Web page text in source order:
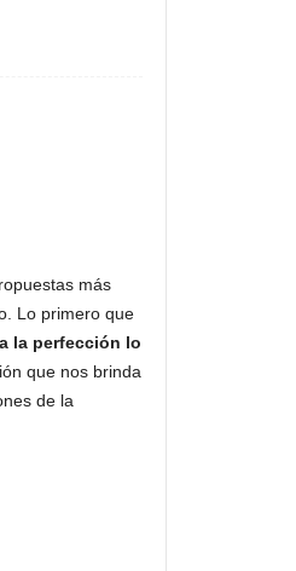
más
Lo primero que
la perfección lo
que nos brinda
de la